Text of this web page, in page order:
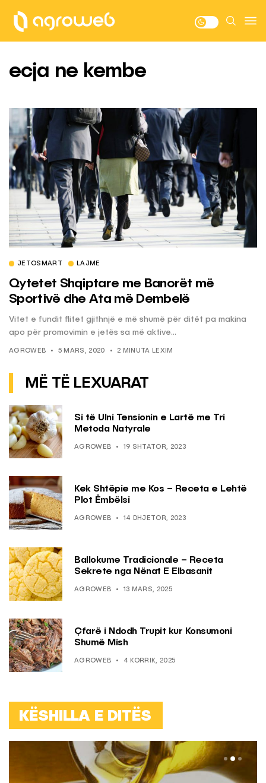
ecja ne kembe
JETOSMART LAJME
Qytetet Shqiptare me Banorët më
Sportivë dhe Ata më Dembelë
Vitet e fundit flitet gjithnjë e më shumë për ditët pa makina
apo për promovimin e jetës sa më aktive...
AGROWEB 5 MARS, 2020 2 MINUTA LEXIM
MË TË LEXUARAT
Si të Ulni Tensionin e Lartë me Tri
Metoda Natyrale
AGROWEB 19 SHTATOR, 2023
Kek Shtëpie me Kos – Receta e Lehtë
Plot Ëmbëlsi
AGROWEB 14 DHJETOR, 2023
Ballokume Tradicionale – Receta
Sekrete nga Nënat E Elbasanit
AGROWEB 13 MARS, 2025
Çfarë i Ndodh Trupit kur Konsumoni
Shumë Mish
AGROWEB 4 KORRIK, 2025
KËSHILLA E DITËS